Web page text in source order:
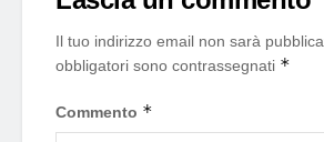
Il tuo indirizzo email non sarà
obbligatori sono contrassegnati *
Commento *